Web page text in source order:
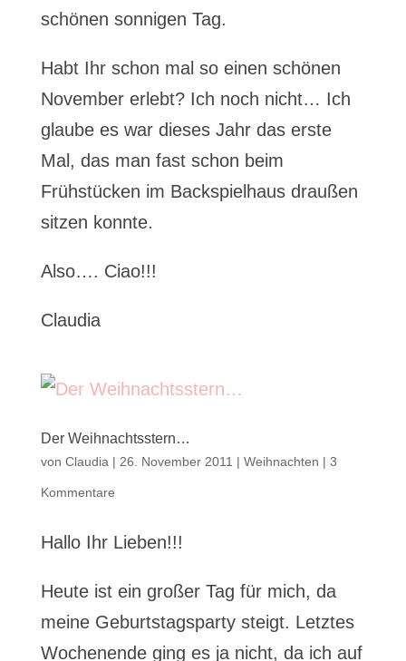
schönen sonnigen Tag.
Habt Ihr schon mal so einen schönen
November erlebt? Ich noch nicht… Ich
glaube es war dieses Jahr das erste
Mal, das man fast schon beim
Frühstücken im Backspielhaus draußen
sitzen konnte.
Also…. Ciao!!!
Claudia
Der Weihnachtsstern…
von Claudia | 26. November 2011 | Weihnachten | 3
Kommentare
Hallo Ihr Lieben!!!
Heute ist ein großer Tag für mich, da
meine Geburtstagsparty steigt. Letztes
Wochenende ging es ja nicht, da ich auf